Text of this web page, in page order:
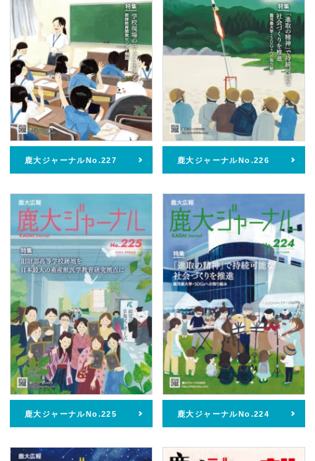
ホーム
鹿大ジャーナルNo.227 鹿大ジャーナルNo.226
鹿大ジャーナルNo.225 鹿大ジャーナルNo.224